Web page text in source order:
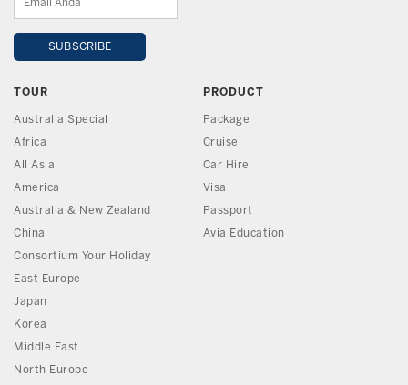
TOUR
Australia Special
Africa
All Asia
America
Australia & New Zealand
China
Consortium Your Holiday
East Europe
Japan
Korea
Middle East
North Europe
PRODUCT
Package
Cruise
Car Hire
Visa
Passport
Avia Education